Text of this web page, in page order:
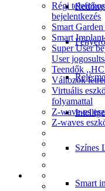
Relé
Színes
Smart
Régi
bejelentkezés
Smart
Smart
Super User
User
Teendők
Változók
Virtuális
folyamattal
Z-wave-es
Z-waves